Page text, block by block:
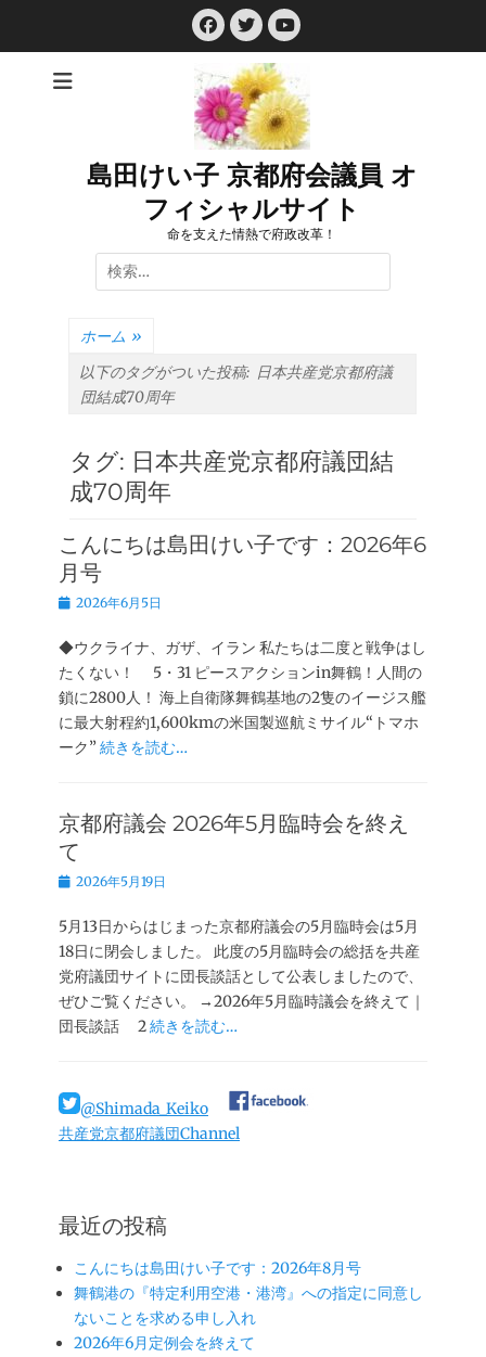
Facebook
Twitter
YouTube
島田けい子 京都府会議員 オ
フィシャルサイト
命を支えた情熱で府政改革！
検
索:
ホーム »
以下のタグがついた投稿: 日本共産党京都府議
団結成70周年
タグ: 日本共産党京都府議団結
成70周年
こんにちは島田けい子です：2026年6
月号
投
日
2026年6月5日
◆ウクライナ、ガザ、イラン 私たちは二度と戦争はし
たくない！ 5・31 ピースアクションin舞鶴！人間の
鎖に2800人！ 海上自衛隊舞鶴基地の2隻のイージス艦
に最大射程約1,600kmの米国製巡航ミサイル“トマホ
ーク”続きを読む…
京都府議会 2026年5月臨時会を終え
て
投
日
2026年5月19日
5月13日からはじまった京都府議会の5月臨時会は5月
18日に閉会しました。 此度の5月臨時会の総括を共産
党府議団サイトに団長談話として公表しましたので、
ぜひご覧ください。 →2026年5月臨時議会を終えて｜
団長談話 2続きを読む…
@Shimada_Keiko
共産党京都府議団Channel
最近の投稿
こんにちは島田けい子です：2026年8月号
舞鶴港の『特定利用空港・港湾』への指定に同意し
ないことを求める申し入れ
2026年6月定例会を終えて